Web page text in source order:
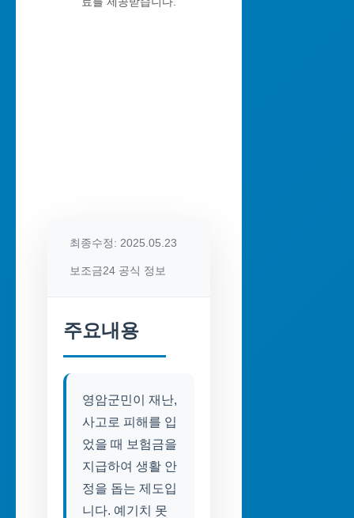
최종수정: 2025.05.23
보조금24 공식 정보
주요내용
영암군민이 재난,
사고로 피해를 입
었을 때 보험금을
지급하여 생활 안
정을 돕는 제도입
니다. 예기치 못